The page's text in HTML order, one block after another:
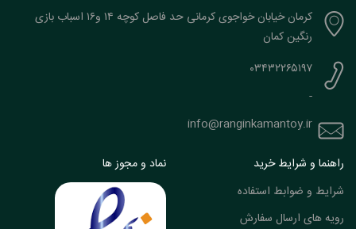
کرمان خیابان خواجوی کرمانی حد فاصل کوچه ۱۴ و۱۶ اسباب بازی
رنگین کمان
۰۳۴۳۲۲۶۵۱۹۷
-
info@ranginkamantoy.ir
راهنما و شرایط خرید
شرایط و ضوابط استفاده
رویه های ارسال سفارش
نماد و مجوز ها